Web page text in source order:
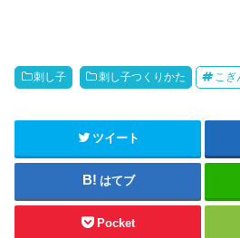
刺し子 刺し子つくりかた こぎ
ツイート
はてブ
Pocket